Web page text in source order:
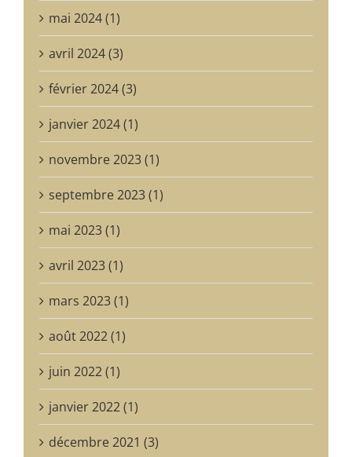
mai 2024 (1)
avril 2024 (3)
février 2024 (3)
janvier 2024 (1)
novembre 2023 (1)
septembre 2023 (1)
mai 2023 (1)
avril 2023 (1)
mars 2023 (1)
août 2022 (1)
juin 2022 (1)
janvier 2022 (1)
décembre 2021 (3)